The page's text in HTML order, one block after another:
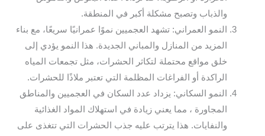
والذباب وتصبح مشكلة أكبر في المنطقة.
النمو العمراني: تشهد العجميين نموًا عمرانيًا سريعًا، مع بناء
المزيد من المنازل والمباني الجديدة. هذا النمو يؤدي إلى
خلق مواقع محتملة لتكاثر الحشرات، مثل تجمعات المياه
الراكدة أو الفراغات المظلمة التي تعتبر ملاذًا للحشرات.
النمو السكاني: يزداد عدد السكان في العجميين والمناطق
المجاورة ، مما يعني زيادة في استهلاك المواد الغذائية
والنفايات. هذا يترتب عليه جذب الحشرات التي تتغذى على